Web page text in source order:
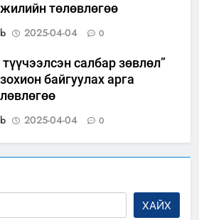
төлөвлөгөө
2025-04-04 0
салбар зөвлөл”
байгуулах арга
2025-04-04 0
ХАЙХ